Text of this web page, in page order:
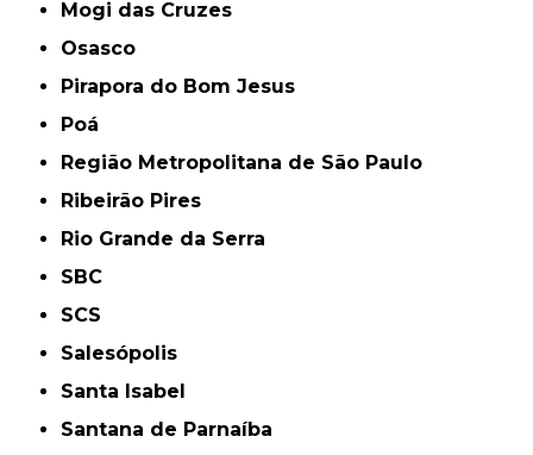
Mogi das Cruzes
Osasco
Pirapora do Bom Jesus
Poá
Região Metropolitana de São Paulo
Ribeirão Pires
Rio Grande da Serra
SBC
SCS
Salesópolis
Santa Isabel
Santana de Parnaíba